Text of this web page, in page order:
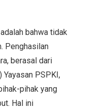
bahwa tidak
Penghasilan
berasal dari
PSPKI,
pihak yang
Hal ini